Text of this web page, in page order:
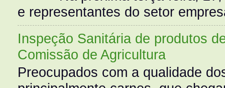
e representantes do setor
Inspeção Sanitária de produtos
Comissão de Agricultura
Preocupados com a qualidade